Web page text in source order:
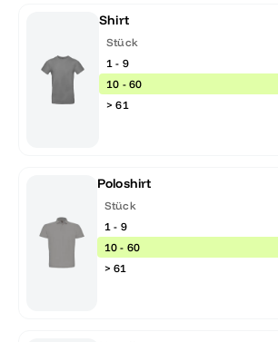
Shirt
Stück
1 - 9
10 - 60
> 61
Poloshirt
Stück
1 - 9
10 - 60
> 61